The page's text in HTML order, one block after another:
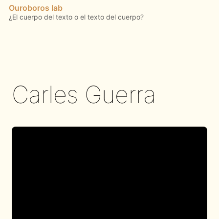
Ouroboros lab
Carles Guerra